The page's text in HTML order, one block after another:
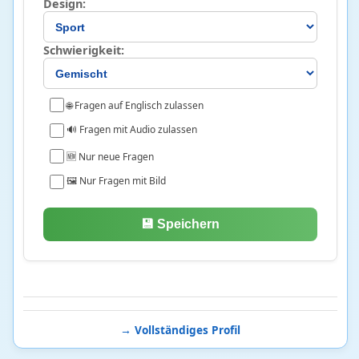
1044
Bodybuilding 18 • 5%
Boxen 96 • 11%
Formel 1
Fußball
MotoGP
Olympische Spiele
Schach
Tennis 510 • 14%
Sprache
Deutsch 90 • 59%
Finnisch 1 • 17%
Design:
Schwierigkeit:
🌐 Fragen auf Englisch zulassen
🔊 Fragen mit Audio zulassen
🆕 Nur neue Fragen
🖼️ Nur Fragen mit Bild
💾 Speichern
→ Vollständiges Profil